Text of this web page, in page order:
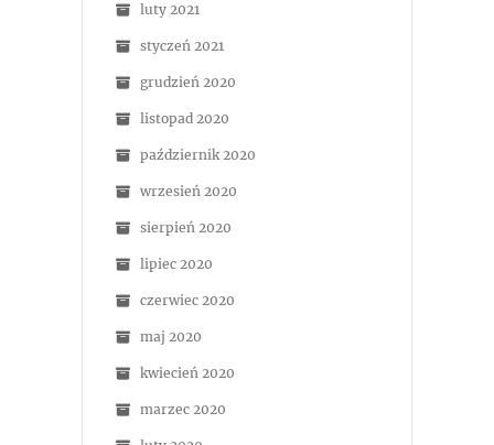
luty 2021
styczeń 2021
grudzień 2020
listopad 2020
październik 2020
wrzesień 2020
sierpień 2020
lipiec 2020
czerwiec 2020
maj 2020
kwiecień 2020
marzec 2020